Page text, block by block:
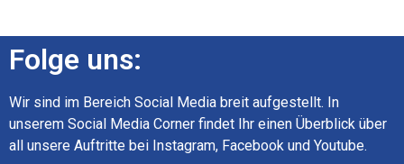
Folge uns:
Wir sind im Bereich Social Media breit aufgestellt. In
unserem Social Media Corner findet Ihr einen Überblick über
all unsere Auftritte bei Instagram, Facebook und Youtube.